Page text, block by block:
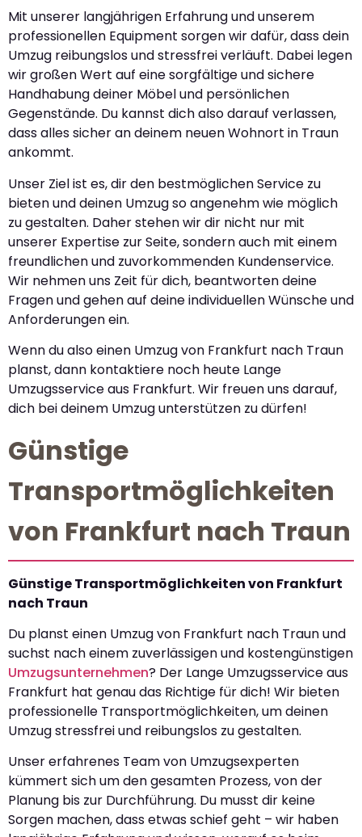
Mit unserer langjährigen Erfahrung und unserem
professionellen Equipment sorgen wir dafür, dass dein
Umzug reibungslos und stressfrei verläuft. Dabei legen
wir großen Wert auf eine sorgfältige und sichere
Handhabung deiner Möbel und persönlichen
Gegenstände. Du kannst dich also darauf verlassen,
dass alles sicher an deinem neuen Wohnort in Traun
ankommt.
Unser Ziel ist es, dir den bestmöglichen Service zu
bieten und deinen Umzug so angenehm wie möglich
zu gestalten. Daher stehen wir dir nicht nur mit
unserer Expertise zur Seite, sondern auch mit einem
freundlichen und zuvorkommenden Kundenservice.
Wir nehmen uns Zeit für dich, beantworten deine
Fragen und gehen auf deine individuellen Wünsche und
Anforderungen ein.
Wenn du also einen Umzug von Frankfurt nach Traun
planst, dann kontaktiere noch heute Lange
Umzugsservice aus Frankfurt. Wir freuen uns darauf,
dich bei deinem Umzug unterstützen zu dürfen!
Günstige
Transportmöglichkeiten
von Frankfurt nach Traun
Günstige Transportmöglichkeiten von Frankfurt
nach Traun
Du planst einen Umzug von Frankfurt nach Traun und
suchst nach einem zuverlässigen und kostengünstigen
Umzugsunternehmen? Der Lange Umzugsservice aus
Frankfurt hat genau das Richtige für dich! Wir bieten
professionelle Transportmöglichkeiten, um deinen
Umzug stressfrei und reibungslos zu gestalten.
Unser erfahrenes Team von Umzugsexperten
kümmert sich um den gesamten Prozess, von der
Planung bis zur Durchführung. Du musst dir keine
Sorgen machen, dass etwas schief geht – wir haben